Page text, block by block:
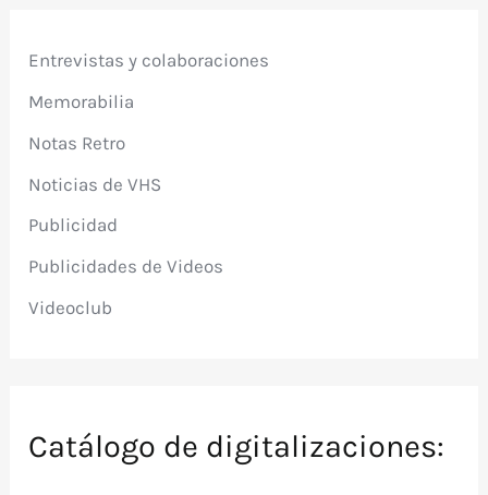
Entrevistas y colaboraciones
Memorabilia
Notas Retro
Noticias de VHS
Publicidad
Publicidades de Videos
Videoclub
Catálogo de digitalizaciones: